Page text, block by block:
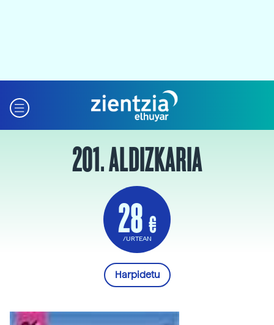
201. ALDIZKARIA
28 €
/URTEAN
Harpidetu